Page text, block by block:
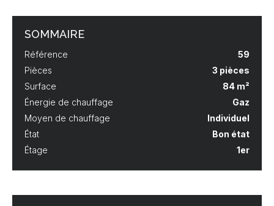
SOMMAIRE
Référence
59
Pièces
3 pièces
Surface
84 m²
Énergie de chauffage
Gaz
Moyen de chauffage
Individuel
État
Bon état
Étage
1er